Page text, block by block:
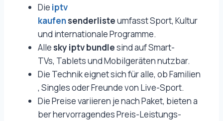
Die iptv
kaufensenderlisteumfasst Sport, Kultur
und internationale Programme.
Alle sky iptv bundlesind auf Smart-
TVs, Tablets und Mobilgeräten nutzbar.
Die Technik eignet sich für alle, ob Familien
, Singles oder Freunde von Live-Sport.
Die Preise variieren je nach Paket, bieten a
ber hervorragendes Preis-Leistungs-